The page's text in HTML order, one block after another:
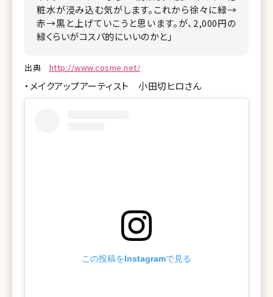
【美人女医イ
粧水が浸み込む気がします。これから徐々に緑→
赤→黒と上げていこうと思います。が、2,000円の
緑くらいがコスパ的にいいのかと」
出典 http://www.cosme.net/
・メイクアップアーティスト 小田切ヒロさん
この投稿をInstagramで見る